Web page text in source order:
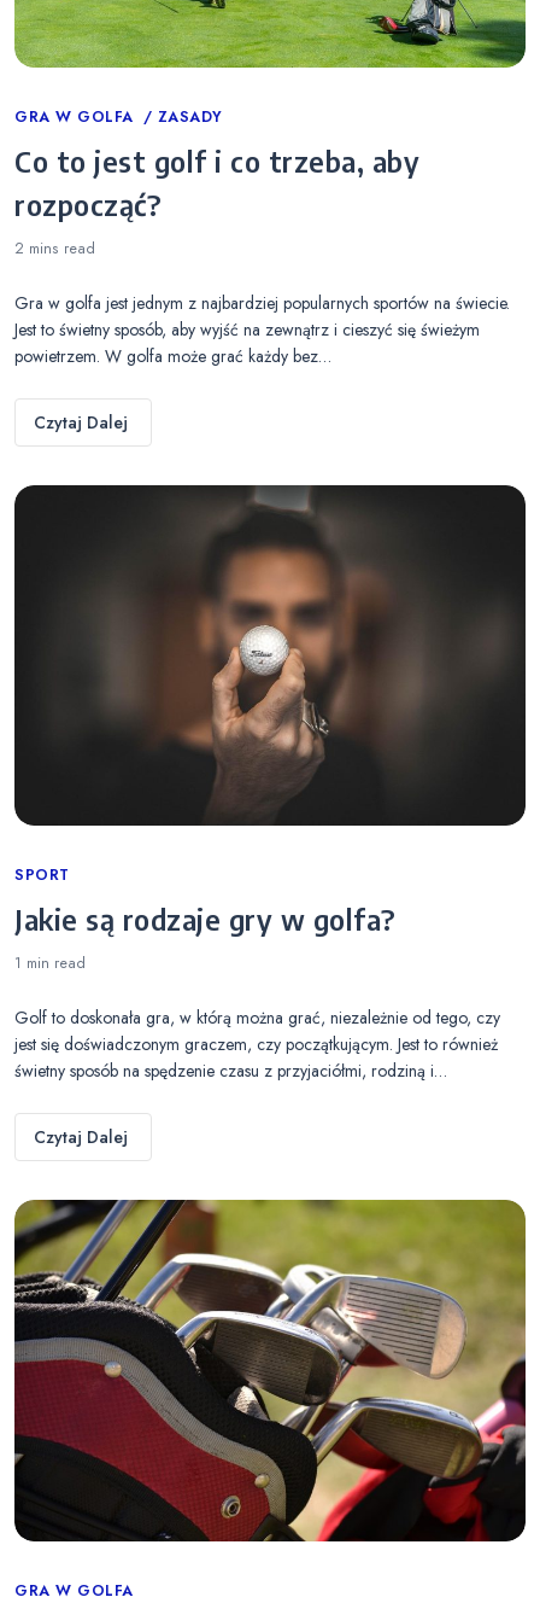
Categories
GRA W GOLFA ZASADY
Co to jest golf i co trzeba, aby
rozpocząć?
2 mins read
Gra w golfa jest jednym z najbardziej popularnych sportów na świecie.
Jest to świetny sposób, aby wyjść na zewnątrz i cieszyć się świeżym
powietrzem. W golfa może grać każdy bez…
Czytaj Dalej
Categories
SPORT
Jakie są rodzaje gry w golfa?
1 min read
Golf to doskonała gra, w którą można grać, niezależnie od tego, czy
jest się doświadczonym graczem, czy początkującym. Jest to również
świetny sposób na spędzenie czasu z przyjaciółmi, rodziną i…
Czytaj Dalej
Categories
GRA W GOLFA